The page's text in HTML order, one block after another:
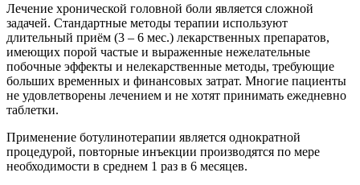
Лечение хронической головной боли является сложной
задачей. Стандартные методы терапии используют
длительный приём (3 – 6 мес.) лекарственных препаратов,
имеющих порой частые и выраженные нежелательные
побочные эффекты и нелекарственные методы, требующие
больших временных и финансовых затрат. Многие пациенты
не удовлетворены лечением и не хотят принимать ежедневно
таблетки.
Применение ботулинотерапии является однократной
процедурой, повторные инъекции производятся по мере
необходимости в среднем 1 раз в 6 месяцев.